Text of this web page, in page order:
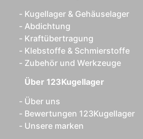
Kugellager & Gehäuselager
Abdichtung
Kraftübertragung
Klebstoffe & Schmierstoffe
Zubehör und Werkzeuge
Über 123Kugellager
Über uns
Bewertungen 123Kugellager
Unsere marken